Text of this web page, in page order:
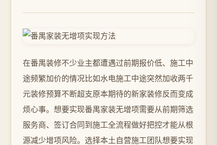
在番禺装修不少业主都遭遇过前期报价低、施工中
途频繁加价的情况比如水电施工中途突然加收两千
元装修预算不断超支原本期待的新家装修反而变成
烦心事。想要实现番禺家装无增项需要从前期筛选
服务商、签订合同到施工全流程做好把控才能从根
源减少增项风险。选择本土自营施工团队想要实现